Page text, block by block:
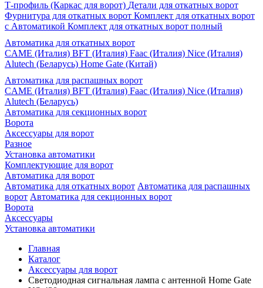
Т-профиль (Каркас для ворот) Детали для откатных ворот
Фурнитура для откатных ворот Комплект для откатных ворот
с Автоматикой Комплект для откатных ворот полный
Автоматика для откатных ворот
CAME (Италия) BFT (Италия) Faac (Италия) Nice (Италия)
Alutech (Беларусь) Home Gate (Китай)
Автоматика для распашных ворот
CAME (Италия) BFT (Италия) Faac (Италия) Nice (Италия)
Alutech (Беларусь)
Автоматика для секционных ворот
Ворота
Аксессуары для ворот
Разное
Установка автоматики
Комплектующие для ворот
Автоматика для ворот
Автоматика для откатных ворот Автоматика для распашных
ворот Автоматика для секционных ворот
Ворота
Аксессуары
Установка автоматики
Главная
Каталог
Аксессуары для ворот
Светодиодная сигнальная лампа с антенной Home Gate